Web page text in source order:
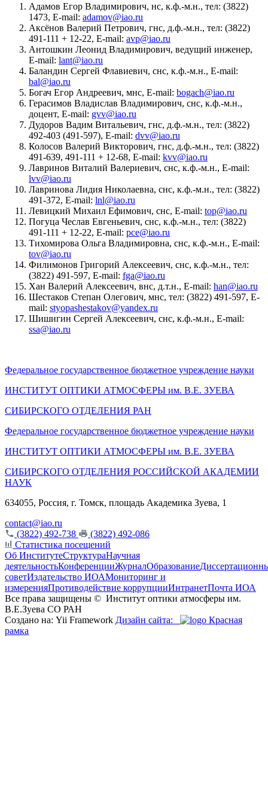
Адамов Егор Владимирович, нс, к.ф.-м.н., тел: (3822)
1473, E-mail: adamov@iao.ru
Аксёнов Валерий Петрович, гнс, д.ф.-м.н., тел: (3822)
491-111 + 12-22, E-mail: avp@iao.ru
Антошкин Леонид Владимирович, ведущий инженер,
E-mail: lant@iao.ru
Баландин Сергей Флавиевич, снс, к.ф.-м.н., E-mail:
bal@iao.ru
Богач Егор Андреевич, мнс, E-mail: bogach@iao.ru
Герасимов Владислав Владимирович, снс, к.ф.-м.н.,
доцент, E-mail: gvv@iao.ru
Дудоров Вадим Витальевич, гнс, д.ф.-м.н., тел: (3822)
492-403 (491-597), E-mail: dvv@iao.ru
Колосов Валерий Викторович, гнс, д.ф.-м.н., тел: (3822)
491-639, 491-111 + 12-68, E-mail: kvv@iao.ru
Лавринов Виталий Валериевич, снс, к.ф.-м.н., E-mail:
lvv@iao.ru
Лавринова Лидия Николаевна, снс, к.ф.-м.н., тел: (3822)
491-372, E-mail: lnl@iao.ru
Левицкий Михаил Ефимович, снс, E-mail: top@iao.ru
Погуца Чеслав Евгеньевич, снс, к.ф.-м.н., тел: (3822)
491-111 + 12-22, E-mail: pce@iao.ru
Тихомирова Ольга Владимировна, снс, к.ф.-м.н., E-mail:
tov@iao.ru
Филимонов Григорий Алексеевич, снс, к.ф.-м.н., тел:
(3822) 491-597, E-mail: fga@iao.ru
Хан Валерий Алексеевич, внс, д.т.н., E-mail: han@iao.ru
Шестаков Степан Олегович, мнс, тел: (3822) 491-597, E-
mail: styopashestakov@yandex.ru
Шишигин Сергей Алексеевич, снс, к.ф.-м.н., E-mail:
ssa@iao.ru
Федеральное государственное бюджетное учреждение науки
ИНСТИТУТ ОПТИКИ АТМОСФЕРЫ им. В.Е. ЗУЕВА
СИБИРСКОГО ОТДЕЛЕНИЯ РАН
Федеральное государственное бюджетное учреждение науки
ИНСТИТУТ ОПТИКИ АТМОСФЕРЫ им. В.Е. ЗУЕВА
СИБИРСКОГО ОТДЕЛЕНИЯ РОССИЙСКОЙ АКАДЕМИИ
НАУК
634055, Россия, г. Томск, площадь Академика Зуева, 1
contact@iao.ru
(3822) 492-738
(3822) 492-086
Статистика посещений
Об ИнститутеСтруктураНаучная
деятельностьКонференцииЖурналОбразование
советИздательство ИОАМониторинг и
измеренияПротиводействие коррупцииИнтранетПочта ИОА
Все права защищены © Институт оптики атмосферы им.
В.Е.Зуева СО РАН
Создано на: Yii Framework Дизайн сайта:
Красная
рамка